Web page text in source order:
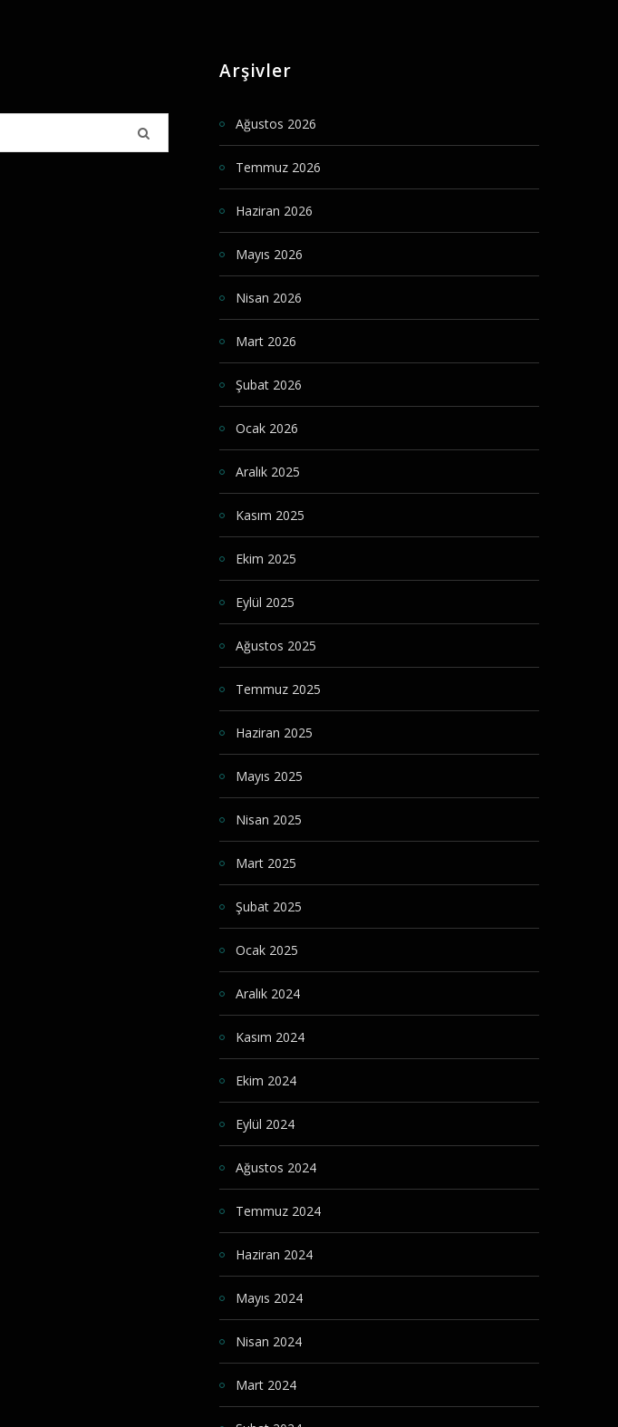
Arşivler
Ağustos 2026
Temmuz 2026
Haziran 2026
Mayıs 2026
Nisan 2026
Mart 2026
Şubat 2026
Ocak 2026
Aralık 2025
Kasım 2025
Ekim 2025
Eylül 2025
Ağustos 2025
Temmuz 2025
Haziran 2025
Mayıs 2025
Nisan 2025
Mart 2025
Şubat 2025
Ocak 2025
Aralık 2024
Kasım 2024
Ekim 2024
Eylül 2024
Ağustos 2024
Temmuz 2024
Haziran 2024
Mayıs 2024
Nisan 2024
Mart 2024